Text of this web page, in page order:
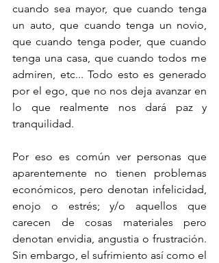
cuando sea mayor, que cuando tenga
un auto, que cuando tenga un novio,
que cuando tenga poder, que cuando
tenga una casa, que cuando todos me
admiren, etc... Todo esto es generado
por el ego, que no nos deja avanzar en
lo que realmente nos dará paz y
tranquilidad.
Por eso es común ver personas que
aparentemente no tienen problemas
económicos, pero denotan infelicidad,
enojo o estrés; y/o aquellos que
carecen de cosas materiales pero
denotan envidia, angustia o frustración.
Sin embargo, el sufrimiento así como el